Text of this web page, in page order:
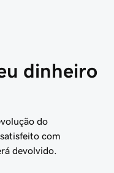
dinheiro
do
com
devolvido.